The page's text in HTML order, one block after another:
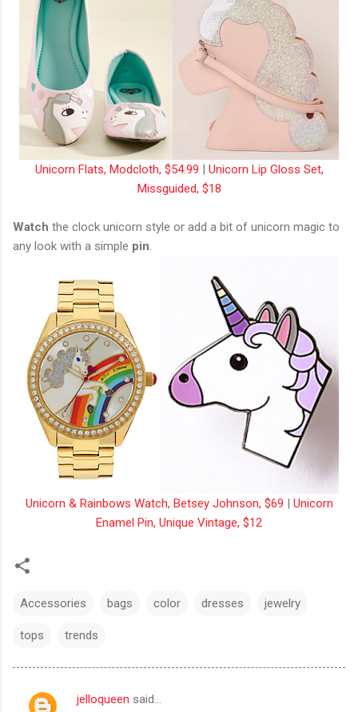
Unicorn Flats, Modcloth, $54.99 | Unicorn Lip Gloss Set,
Missguided, $18
Watch the clock unicorn style or add a bit of unicorn magic to
any look with a simple pin
Unicorn & Rainbows Watch, Betsey Johnson, $69 | Unicorn
Enamel Pin, Unique Vintage, $12
Accessories bags color dresses jewelry
tops trends
C
jelloqueen said…